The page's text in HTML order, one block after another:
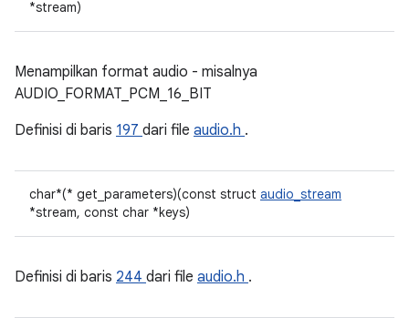
*stream)
Menampilkan format audio - misalnya
AUDIO_FORMAT_PCM_16_BIT
Definisi di baris 197 dari file audio.h .
char*(* get_parameters)(const struct audio_stream
*stream, const char *keys)
Definisi di baris 244 dari file audio.h .